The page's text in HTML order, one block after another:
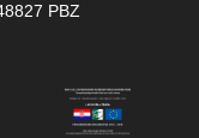
PBZ